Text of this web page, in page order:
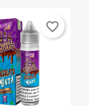
favorite_border